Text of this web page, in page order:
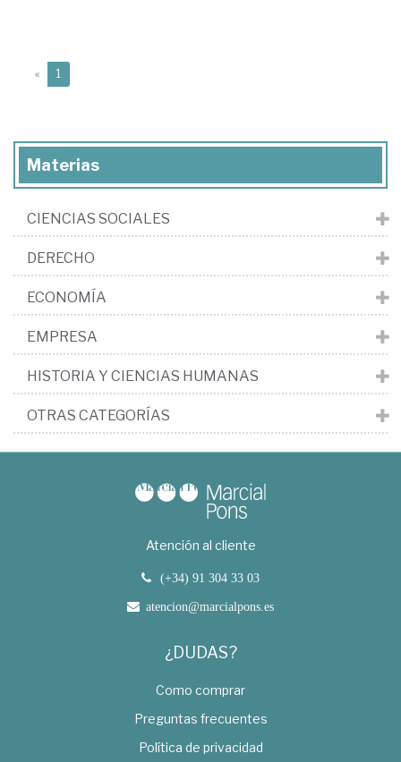
« 1
Materias
CIENCIAS SOCIALES
DERECHO
ECONOMÍA
EMPRESA
HISTORIA Y CIENCIAS HUMANAS
OTRAS CATEGORÍAS
Atención al cliente
(+34) 91 304 33 03
atencion@marcialpons.es
¿DUDAS?
Como comprar
Preguntas frecuentes
Política de privacidad